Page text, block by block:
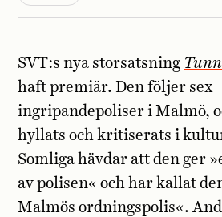
SVT:s nya storsatsning
haft premiär. Den följer sex
ingripandepoliser i Malmö,
hyllats och kritiserats i
Somliga hävdar att den ger
av polisen« och har kallat
Malmös ordningspolis«.